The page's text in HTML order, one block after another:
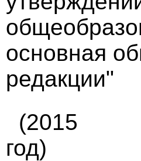
основная
редакции"
(2015
год)